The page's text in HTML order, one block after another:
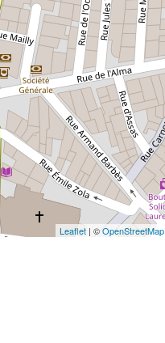
Leaflet | ©OpenStreetMap